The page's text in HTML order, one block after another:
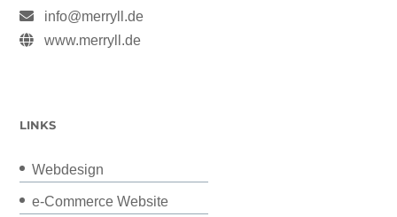
info@merryll.de
www.merryll.de
LINKS
Webdesign
e-Commerce Website